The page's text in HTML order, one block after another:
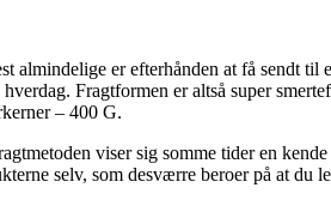
almindelige er efterhånden at få sendt til
Fragtformen er altså super
– 400 G.
viser sig somme tider en
selv, som desværre beroer på at du